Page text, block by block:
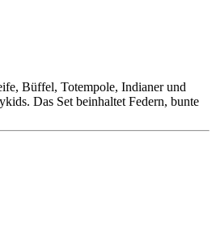
Büffel, Totempole, Indianer und
Das Set beinhaltet Federn, bunte